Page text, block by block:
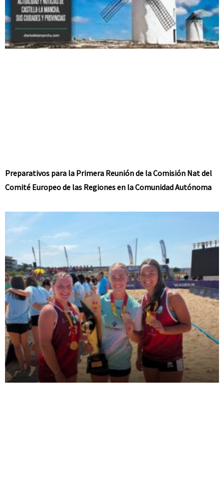
Preparativos para la Primera Reunión de la Comisión Nat del
Comité Europeo de las Regiones en la Comunidad Autónoma